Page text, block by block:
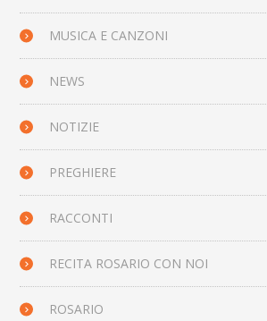
MUSICA E CANZONI
NEWS
NOTIZIE
PREGHIERE
RACCONTI
RECITA ROSARIO CON NOI
ROSARIO